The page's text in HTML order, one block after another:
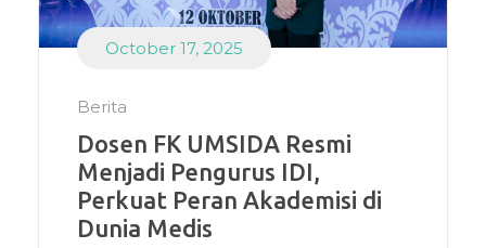
October 17, 2025
Berita
Dosen FK UMSIDA Resmi
Menjadi Pengurus IDI,
Perkuat Peran Akademisi di
Dunia Medis